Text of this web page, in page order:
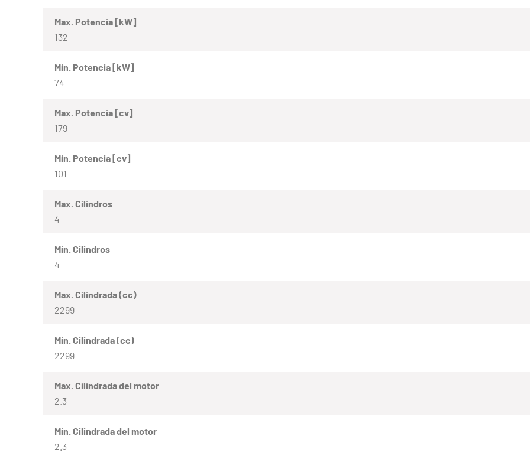
Max. Potencia [kW]
132
Mín. Potencia [kW]
74
Max. Potencia [cv]
179
Mín. Potencia [cv]
101
Max. Cilindros
4
Mín. Cilindros
4
Max. Cilindrada (cc)
2299
Mín. Cilindrada (cc)
2299
Max. Cilindrada del motor
2.3
Mín. Cilindrada del motor
2.3